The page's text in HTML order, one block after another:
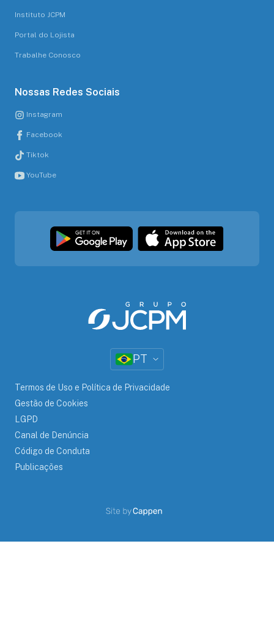
Instituto JCPM
Portal do Lojista
Trabalhe Conosco
Nossas Redes Sociais
Instagram
Facebook
Tiktok
YouTube
PT
Termos de Uso e Política de Privacidade
Gestão de Cookies
LGPD
Canal de Denúncia
Código de Conduta
Publicações